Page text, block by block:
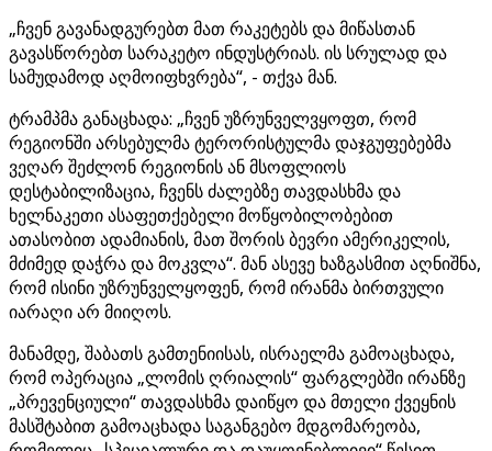
„ჩვენ გავანადგურებთ მათ რაკეტებს და მიწასთან
გავასწორებთ სარაკეტო ინდუსტრიას. ის სრულად და
სამუდამოდ აღმოიფხვრება“, - თქვა მან.
ტრამპმა განაცხადა: „ჩვენ უზრუნველვყოფთ, რომ
რეგიონში არსებულმა ტერორისტულმა დაჯგუფებებმა
ვეღარ შეძლონ რეგიონის ან მსოფლიოს
დესტაბილიზაცია, ჩვენს ძალებზე თავდასხმა და
ხელნაკეთი ასაფეთქებელი მოწყობილობებით
ათასობით ადამიანის, მათ შორის ბევრი ამერიკელის,
მძიმედ დაჭრა და მოკვლა“. მან ასევე ხაზგასმით აღნიშნა,
რომ ისინი უზრუნველყოფენ, რომ ირანმა ბირთვული
იარაღი არ მიიღოს.
მანამდე, შაბათს გამთენიისას, ისრაელმა გამოაცხადა,
რომ ოპერაცია „ლომის ღრიალის“ ფარგლებში ირანზე
„პრევენციული“ თავდასხმა დაიწყო და მთელი ქვეყნის
მასშტაბით გამოაცხადა საგანგებო მდგომარეობა,